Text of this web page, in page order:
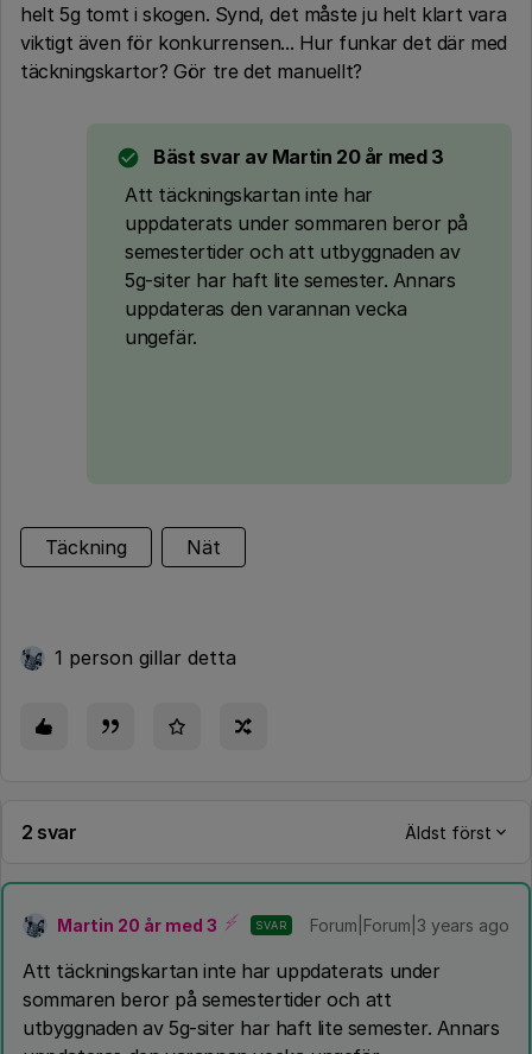
helt 5g tomt i skogen. Synd, det måste ju helt klart vara
viktigt även för konkurrensen... Hur funkar det där med
täckningskartor? Gör tre det manuellt?
Bäst svar av Martin 20 år med 3
Att täckningskartan inte har
uppdaterats under sommaren beror på
semestertider och att utbyggnaden av
5g-siter har haft lite semester. Annars
uppdateras den varannan vecka
ungefär.
Täckning Nät
1 person gillar detta
2 svar Äldst först
Martin 20 år med 3 SVAR Forum|Forum|3 years ago
Att täckningskartan inte har uppdaterats under
sommaren beror på semestertider och att
utbyggnaden av 5g-siter har haft lite semester. Annars